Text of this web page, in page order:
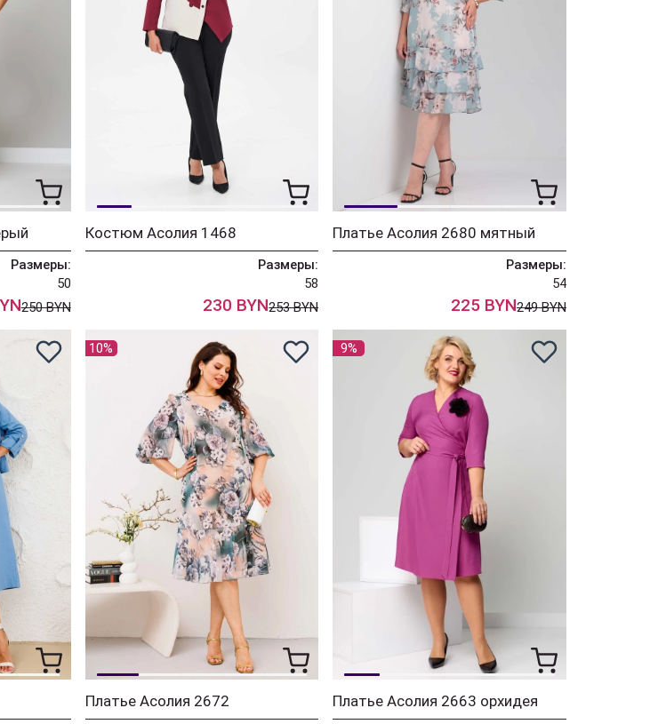
Размеры:
50
250 BYN
Костюм Асолия 1468
Размеры:
58
230 BYN253 BYN
Платье Асолия 2680 мятный
Размеры:
54
225 BYN249 BYN
10%
Платье Асолия 2672
9%
Платье Асолия 2663 орхидея